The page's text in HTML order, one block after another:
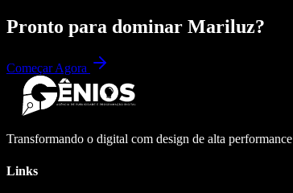
Pronto para dominar Mariluz?
Começar Agora
Transformando o digital com design de alta
Links